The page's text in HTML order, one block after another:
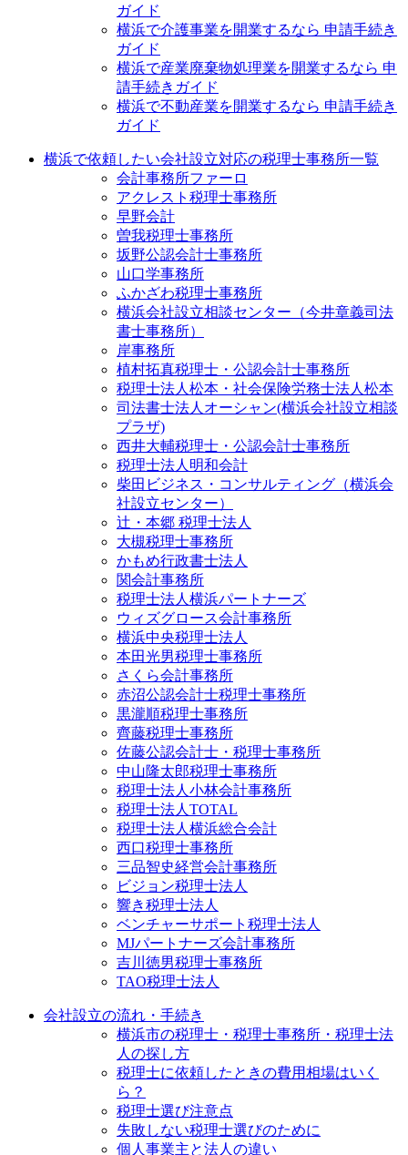
ガイド
横浜で介護事業を開業するなら 申請手続き
ガイド
横浜で産業廃棄物処理業を開業するなら 申
請手続きガイド
横浜で不動産業を開業するなら 申請手続き
ガイド
横浜で依頼したい会社設立対応の税理士事務所一覧
会計事務所ファーロ
アクレスト税理士事務所
早野会計
曽我税理士事務所
坂野公認会計士事務所
山口学事務所
ふかざわ税理士事務所
横浜会社設立相談センター（今井章義司法
書士事務所）
岸事務所
植村拓真税理士・公認会計士事務所
税理士法人松本・社会保険労務士法人松本
司法書士法人オーシャン(横浜会社設立相談
プラザ)
西井大輔税理士・公認会計士事務所
税理士法人明和会計
柴田ビジネス・コンサルティング（横浜会
社設立センター）
辻・本郷 税理士法人
大槻税理士事務所
かもめ行政書士法人
関会計事務所
税理士法人横浜パートナーズ
ウィズグロース会計事務所
横浜中央税理士法人
本田光男税理士事務所
さくら会計事務所
赤沼公認会計士税理士事務所
黒瀧順税理士事務所
齊藤税理士事務所
佐藤公認会計士・税理士事務所
中山隆太郎税理士事務所
税理士法人小林会計事務所
税理士法人TOTAL
税理士法人横浜総合会計
西口税理士事務所
三品智史経営会計事務所
ビジョン税理士法人
響き税理士法人
ベンチャーサポート税理士法人
MJパートナーズ会計事務所
吉川徳男税理士事務所
TAO税理士法人
会社設立の流れ・手続き
横浜市の税理士・税理士事務所・税理士法
人の探し方
税理士に依頼したときの費用相場はいく
ら？
税理士選び注意点
失敗しない税理士選びのために
個人事業主と法人の違い